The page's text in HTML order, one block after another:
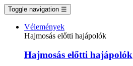
Toggle navigation ☰
Vélemények
Hajmosás előtti hajápolók
Hajmosás előtti hajápolók